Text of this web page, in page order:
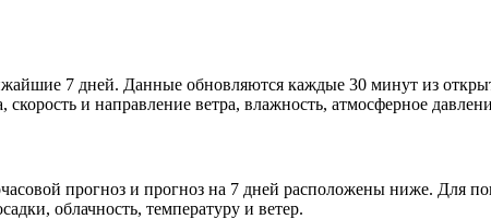
7 дней. Данные обновляются каждые 30 минут из
и направление ветра, влажность, атмосферное
прогноз и прогноз на 7 дней расположены ниже. Для
облачность, температуру и ветер.